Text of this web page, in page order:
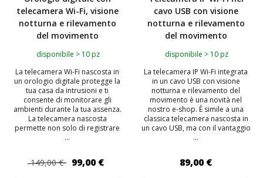
telecamera Wi-Fi, visione
notturna e rilevamento
del movimento
disponibile > 10 pz
La telecamera Wi-Fi nascosta in
un orologio digitale protegge la
tua casa da intrusioni e ti
consente di monitorare gli
ambienti durante la tua assenza.
La telecamera nascosta
permette non solo di registrare
...
149,00 € 99,00 €
cavo USB con visione
notturna e rilevamento
del movimento
disponibile > 10 pz
La telecamera IP Wi-Fi integrata
in un cavo USB con visione
notturna e rilevamento del
movimento è una novità nel
nostro e-shop. È simile a una
classica telecamera nascosta in
un cavo USB, ma con il vantaggio
...
89,00 €